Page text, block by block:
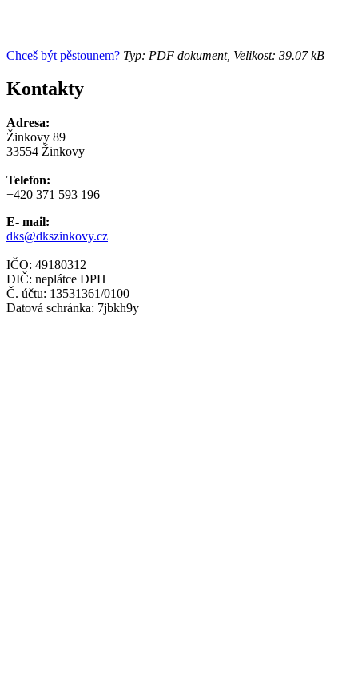
Chceš být pěstounem? Typ: PDF dokument, Velikost: 39.07 kB
Kontakty
Adresa:
Žinkovy 89
33554 Žinkovy
Telefon:
+420 371 593 196
E- mail:
dks@dkszinkovy.cz
IČO: 49180312
DIČ: neplátce DPH
Č. účtu: 13531361/0100
Datová schránka: 7jbkh9y